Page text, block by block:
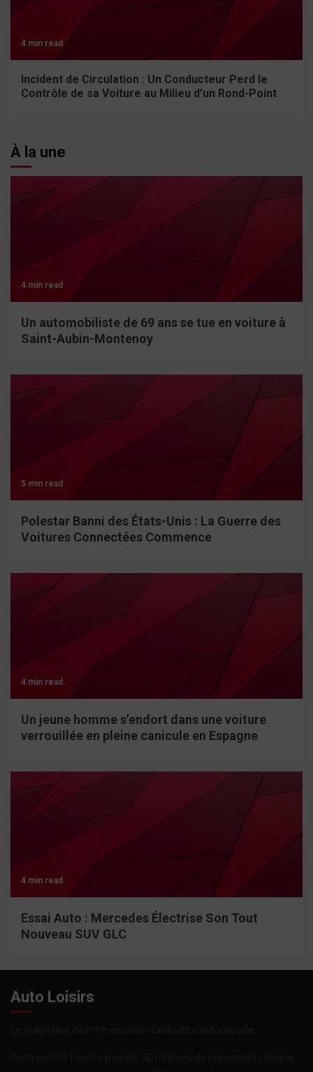
4 min read
Incident de Circulation : Un Conducteur Perd le
Contrôle de sa Voiture au Milieu d’un Rond-Point
À la une
4 min read
Un automobiliste de 69 ans se tue en voiture à
Saint-Aubin-Montenoy
5 min read
Polestar Banni des États-Unis : La Guerre des
Voitures Connectées Commence
4 min read
Un jeune homme s’endort dans une voiture
verrouillée en pleine canicule en Espagne
4 min read
Essai Auto : Mercedes Électrise Son Tout
Nouveau SUV GLC
Auto Loisirs